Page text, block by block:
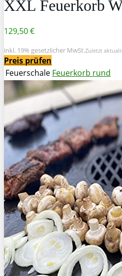
XXL Feuerkorb
129,50 €
inkl. 19% gesetzlicher MwSt.Zuletzt
Preis prüfen
Feuerschale Feuerkorb rund